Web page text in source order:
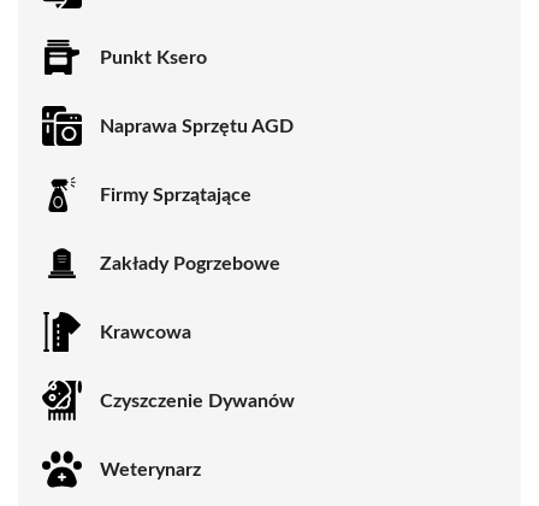
Punkt Ksero
Naprawa Sprzętu AGD
Firmy Sprzątające
Zakłady Pogrzebowe
Krawcowa
Czyszczenie Dywanów
Weterynarz